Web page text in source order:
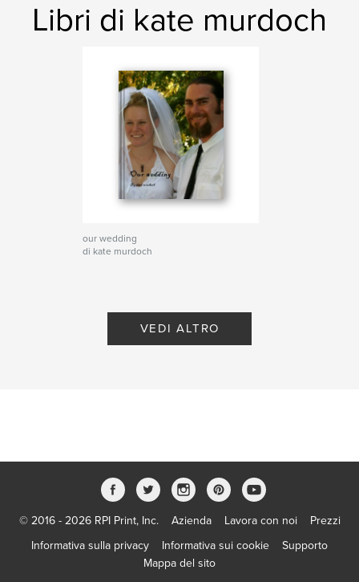
Libri di kate murdoch
our wedding
di kate murdoch
VEDI ALTRO
© 2016 - 2026 RPI Print, Inc. Azienda Lavora con noi
Prezzi
Informativa sulla privacy
Informativa sui cookie
Supporto
Mappa del sito